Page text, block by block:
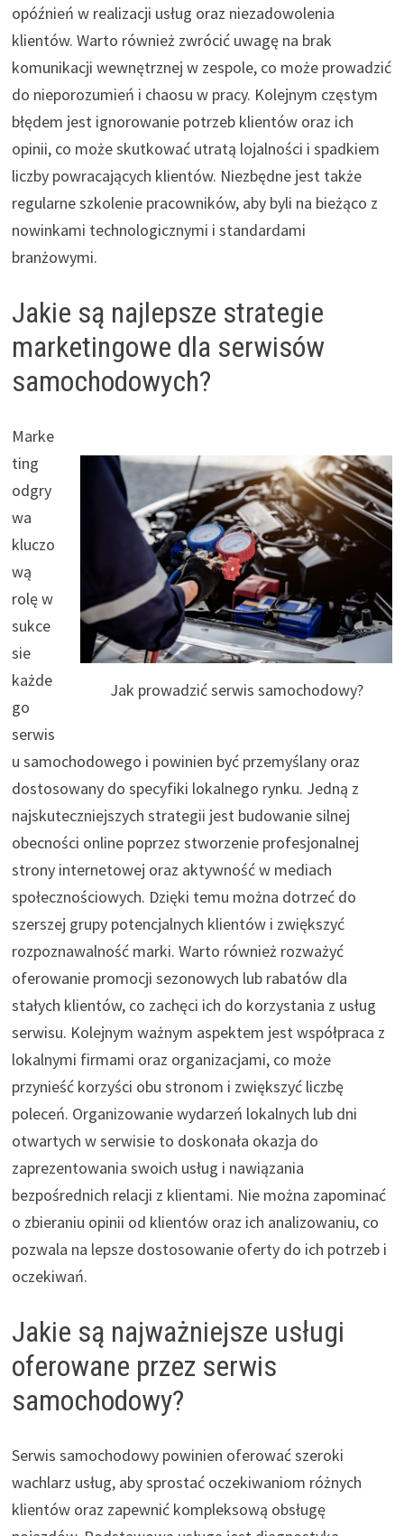
opóźnień w realizacji usług oraz niezadowolenia
klientów. Warto również zwrócić uwagę na brak
komunikacji wewnętrznej w zespole, co może prowadzić
do nieporozumień i chaosu w pracy. Kolejnym częstym
błędem jest ignorowanie potrzeb klientów oraz ich
opinii, co może skutkować utratą lojalności i spadkiem
liczby powracających klientów. Niezbędne jest także
regularne szkolenie pracowników, aby byli na bieżąco z
nowinkami technologicznymi i standardami
branżowymi.
Jakie są najlepsze strategie
marketingowe dla serwisów
samochodowych?
Jak prowadzić serwis samochodowy?
Marke
ting
odgry
wa
kluczo
wą
rolę w
sukce
sie
każde
go
serwis
u samochodowego i powinien być przemyślany oraz
dostosowany do specyfiki lokalnego rynku. Jedną z
najskuteczniejszych strategii jest budowanie silnej
obecności online poprzez stworzenie profesjonalnej
strony internetowej oraz aktywność w mediach
społecznościowych. Dzięki temu można dotrzeć do
szerszej grupy potencjalnych klientów i zwiększyć
rozpoznawalność marki. Warto również rozważyć
oferowanie promocji sezonowych lub rabatów dla
stałych klientów, co zachęci ich do korzystania z usług
serwisu. Kolejnym ważnym aspektem jest współpraca z
lokalnymi firmami oraz organizacjami, co może
przynieść korzyści obu stronom i zwiększyć liczbę
poleceń. Organizowanie wydarzeń lokalnych lub dni
otwartych w serwisie to doskonała okazja do
zaprezentowania swoich usług i nawiązania
bezpośrednich relacji z klientami. Nie można zapominać
o zbieraniu opinii od klientów oraz ich analizowaniu, co
pozwala na lepsze dostosowanie oferty do ich potrzeb i
oczekiwań.
Jakie są najważniejsze usługi
oferowane przez serwis
samochodowy?
Serwis samochodowy powinien oferować szeroki
wachlarz usług, aby sprostać oczekiwaniom różnych
klientów oraz zapewnić kompleksową obsługę